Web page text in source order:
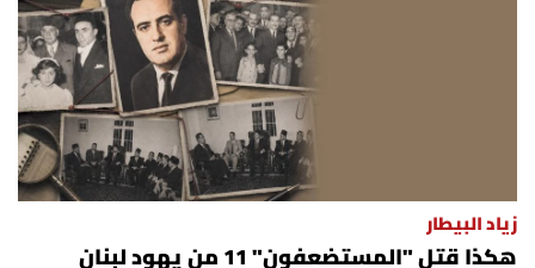
زياد البيطار
هكذا قتل "المستضعفون" 11 من يهود لبنان